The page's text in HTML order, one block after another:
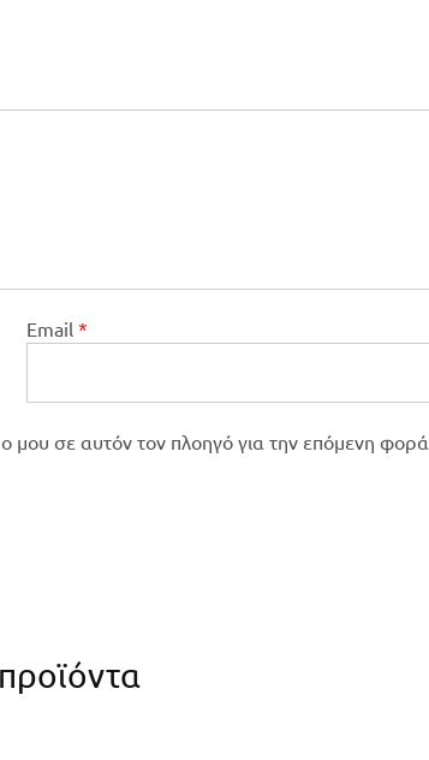
Email *
μου σε αυτόν τον πλοηγό για την επόμενη φορά